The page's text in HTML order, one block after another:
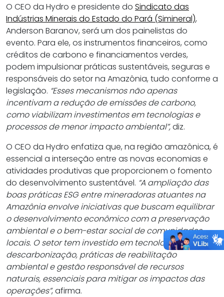
O CEO da Hydro e presidente do Sindicato das
Indústrias Minerais do Estado do Pará (Simineral),
Anderson Baranov, será um dos painelistas do
evento. Para ele, os instrumentos financeiros, como
créditos de carbono e financiamentos verdes,
podem impulsionar práticas sustentáveis, seguras e
responsáveis do setor na Amazônia, tudo conforme a
legislação. “Esses mecanismos não apenas
incentivam a redução de emissões de carbono,
como viabilizam investimentos em tecnologias e
processos de menor impacto ambiental”,diz.
O CEO da Hydro enfatiza que, na região amazônica, é
essencial a interseção entre as novas economias e
atividades produtivas que proporcionem o fomento
do desenvolvimento sustentável. “A ampliação das
boas práticas ESG entre mineradoras atuantes na
Amazônia envolve iniciativas que buscam equilibrar
o desenvolvimento econômico com a preservação
ambiental e o bem-estar social de comunidades
locais. O setor tem investido em tecnologias de
descarbonização, práticas de reabilitação
ambiental e gestão responsável de recursos
naturais, essenciais para mitigar os impactos das
operações”, afirma.